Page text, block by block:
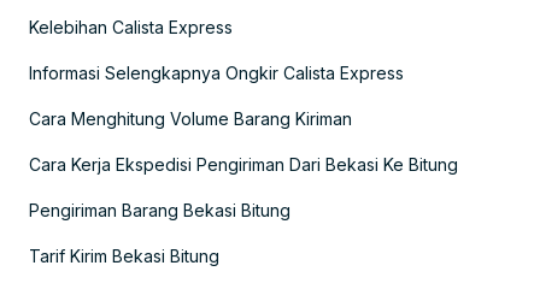
Kelebihan Calista Express
Informasi Selengkapnya Ongkir Calista Express
Cara Menghitung Volume Barang Kiriman
Cara Kerja Ekspedisi Pengiriman Dari Bekasi Ke Bitung
Pengiriman Barang Bekasi Bitung
Tarif Kirim Bekasi Bitung